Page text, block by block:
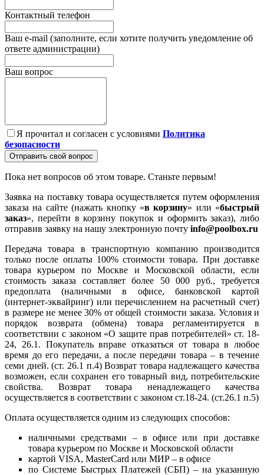
Контактный телефон
Ваш e-mail (заполните, если хотите получить уведомление об
ответе администрации)
Ваш вопрос
Я прочитал и согласен с условиями Политика
безопасности
Отправить свой вопрос
Пока нет вопросов об этом товаре. Станьте первым!
Заявка на поставку товара осуществляется путем оформления
заказа на сайте (нажать кнопку «в корзину» или «быстрый
заказ», перейти в корзину покупок и оформить заказ), либо
отправив заявку на нашу электронную почту info@poolbox.ru
Передача товара в транспортную компанию производится
только после оплаты 100% стоимости товара. При доставке
товара курьером по Москве и Московской области, если
стоимость заказа составляет более 50 000 руб., требуется
предоплата (наличными в офисе, банковской картой
(интернет-эквайринг) или перечислением на расчетный счет)
в размере не менее 30% от общей стоимости заказа. Условия и
порядок возврата (обмена) товара регламентируется в
соответствии с законом «О защите прав потребителей» ст. 18-
24, 26.1. Покупатель вправе отказаться от товара в любое
время до его передачи, а после передачи товара – в течение
семи дней. (ст. 26.1 п.4) Возврат товара надлежащего качества
возможен, если сохранен его товарный вид, потребительские
свойства. Возврат товара ненадлежащего качества
осуществляется в соответствии с законом ст.18-24. (ст.26.1 п.5)
Оплата осуществляется одним из следующих способов:
наличными средствами – в офисе или при доставке
товара курьером по Москве и Московской области
картой VISA, MasterCard или МИР – в офисе
по Системе Быстрых Платежей (СБП) – на указанную